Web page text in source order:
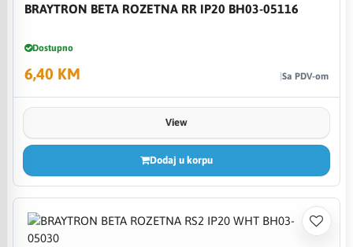
BRAYTRON BETA ROZETNA RR IP20 BH03-05116
Dostupno
6,40 KM Sa PDV-om
View
Dodaj u korpu